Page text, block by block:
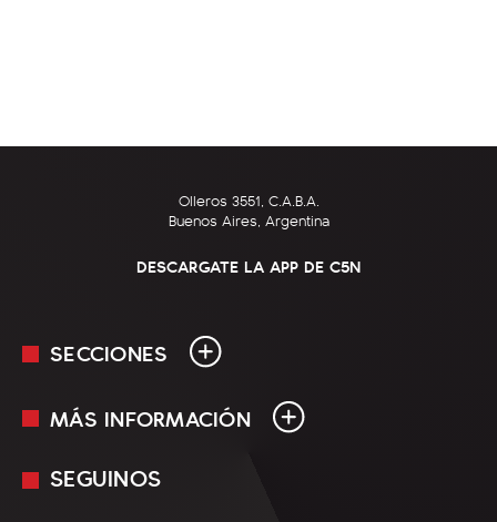
Olleros 3551, C.A.B.A.
Buenos Aires, Argentina
DESCARGATE LA APP DE C5N
SECCIONES
En Vivo
MÁS INFORMACIÓN
Mediakit
SEGUINOS